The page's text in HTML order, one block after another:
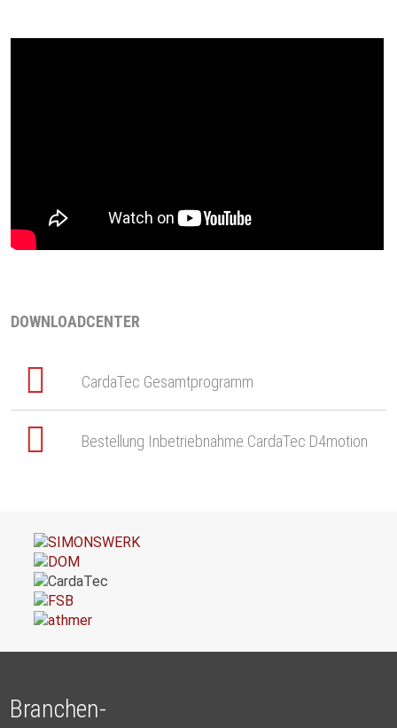
DOWNLOADCENTER
CardaTec Gesamtprogramm
Bestellung Inbetriebnahme CardaTec D4motion
Branchen-